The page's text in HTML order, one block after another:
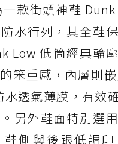
款街頭神鞋
水行列，其全鞋
Low 低筒經典輪
笨重感，內層則嵌
水透氣薄膜，有效
另外鞋面特別選
側與後跟低調印